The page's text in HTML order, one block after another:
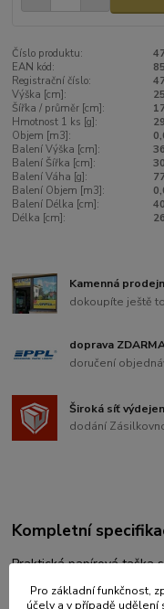
Číslo produktu:
EAN kód:
Registrační číslo:
Výška [cm]:
25
Šířka / průměr [cm]:
Hmotnost 1 ks [g]:
29
Objem [m3]:
Balení Výška [cm]:
36
Balení Šířka [cm]:
30
Balení Váha [g]:
Balení Objem [m3]:
Balení Délka [cm]:
40
Délka [cm]:
26
Kamenná
dokoupíte ještě
doprava
doručení
Široká síť výdejen
dodání
Kompletní
Praktická papírová taška
menuboxů.
Pro základní funkčnost,
účely a v případě